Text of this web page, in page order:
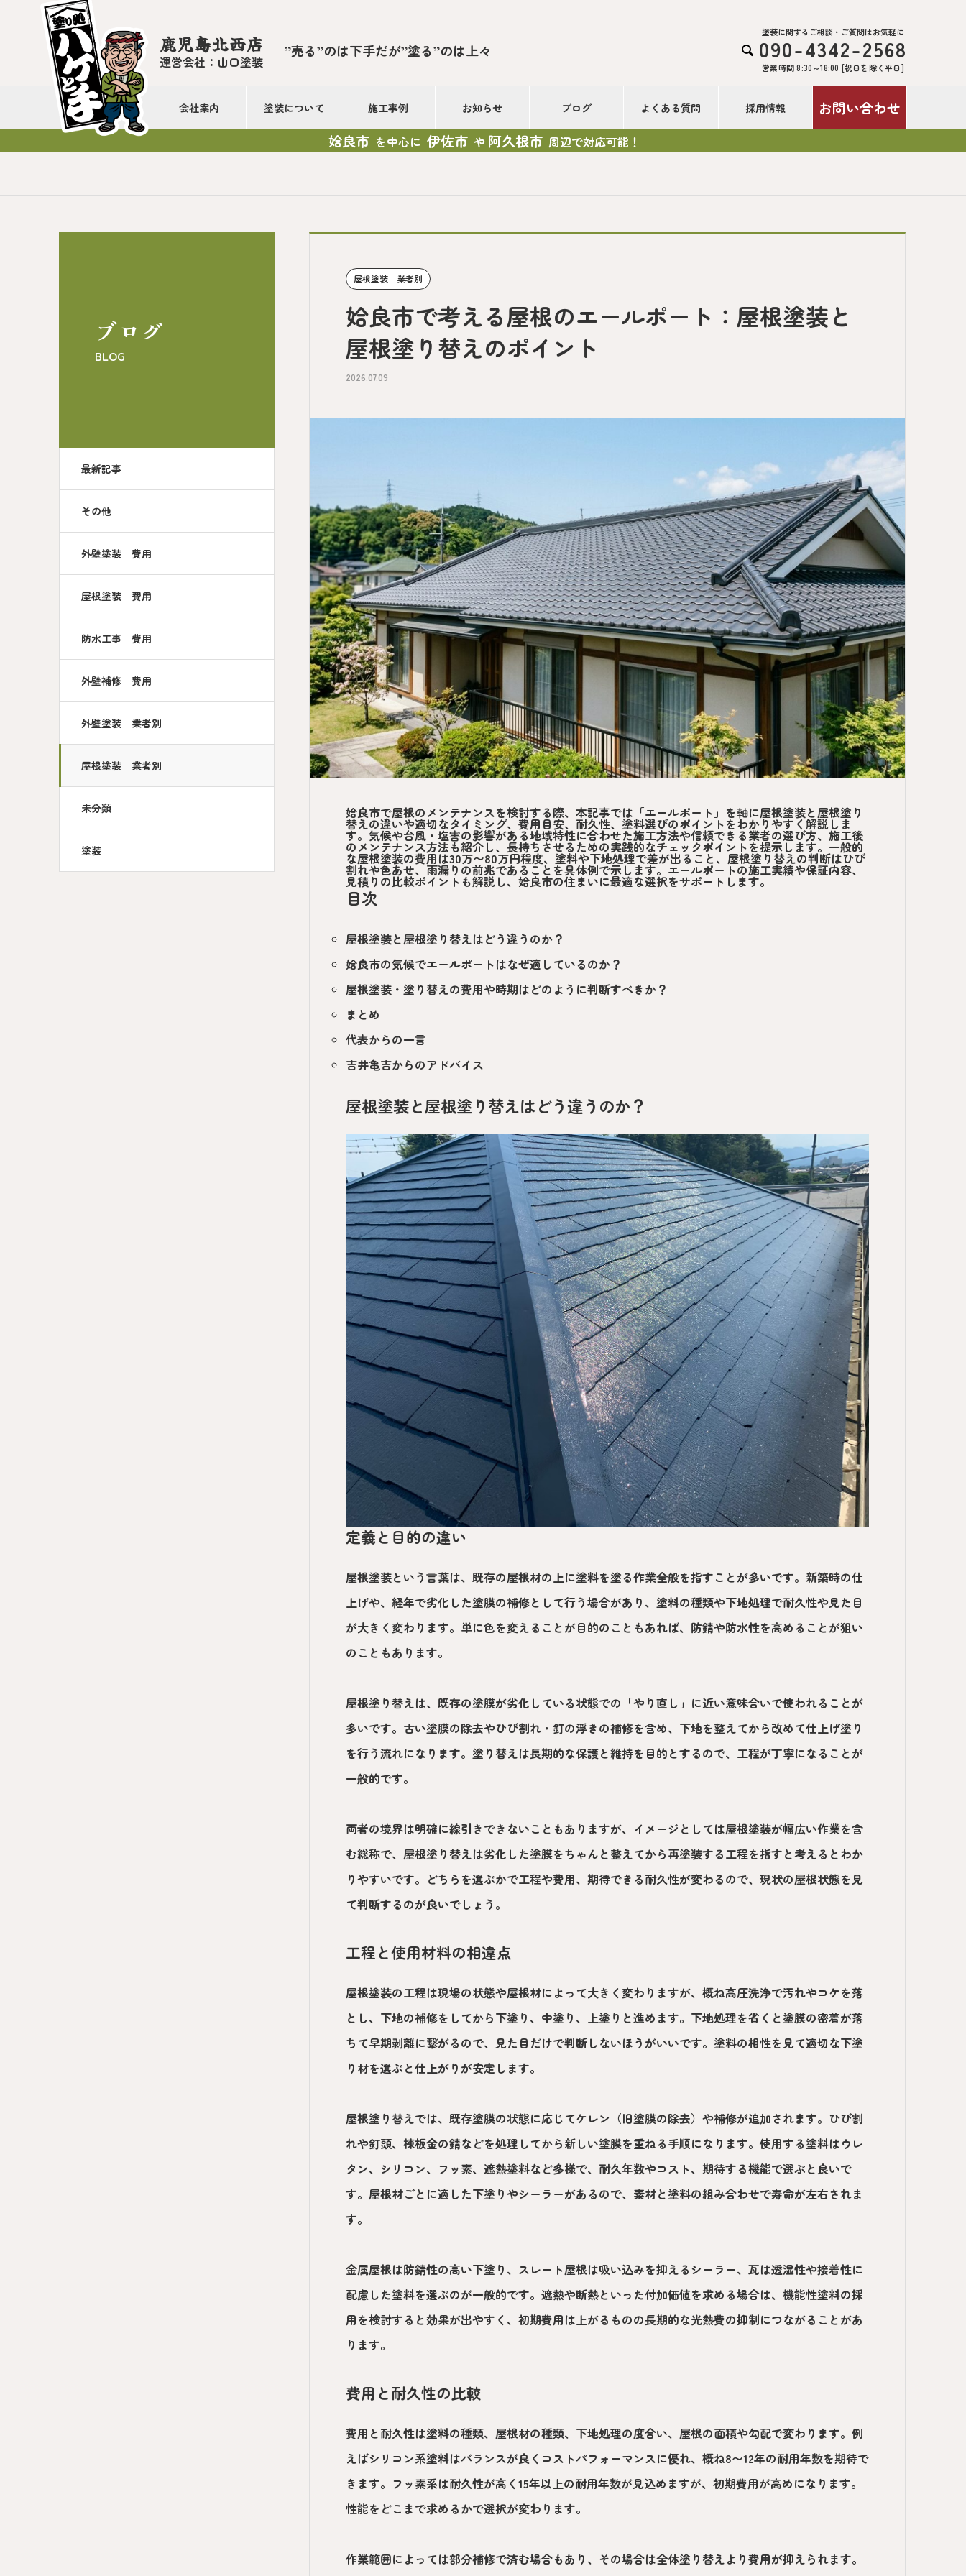
鹿児島北西店
運営会社：山口塗装
”売る”のは下手だが”塗る”のは上々 
塗装に関するご相談・ご質問はお気軽に
090-4342-2568
営業時間 8:30～18:00 [祝日を除く平日]
会社案内 塗装について 施工事例 お知らせ ブログ よくある質問 採用情報 お問い合わせ
姶良市 を中心に 伊佐市 や 阿久根市 周辺で対応可能！
ブログ
BLOG
最新記事
その他
外壁塗装 費用
屋根塗装 費用
防水工事 費用
外壁補修 費用
外壁塗装 業者別
屋根塗装 業者別
未分類
塗装
屋根塗装 業者別
姶良市で考える屋根のエールポート：屋根塗装と
屋根塗り替えのポイント
2026.07.09
姶良市で屋根のメンテナンスを検討する際、本記事では「エールポート」を軸に屋根塗装と屋根塗り
替えの違いや適切なタイミング、費用目安、耐久性、塗料選びのポイントをわかりやすく解説しま
す。気候や台風・塩害の影響がある地域特性に合わせた施工方法や信頼できる業者の選び方、施工後
のメンテナンス方法も紹介し、長持ちさせるための実践的なチェックポイントを提示します。一般的
な屋根塗装の費用は30万〜80万円程度、塗料や下地処理で差が出ること、屋根塗り替えの判断はひび
割れや色あせ、雨漏りの前兆であることを具体例で示します。エールポートの施工実績や保証内容、
見積りの比較ポイントも解説し、姶良市の住まいに最適な選択をサポートします。
目次
屋根塗装と屋根塗り替えはどう違うのか？
姶良市の気候でエールポートはなぜ適しているのか？
屋根塗装・塗り替えの費用や時期はどのように判断すべきか？
まとめ
代表からの一言
吉井亀吉からのアドバイス
屋根塗装と屋根塗り替えはどう違うのか？
定義と目的の違い
屋根塗装という言葉は、既存の屋根材の上に塗料を塗る作業全般を指すことが多いです。新築時の仕
上げや、経年で劣化した塗膜の補修として行う場合があり、塗料の種類や下地処理で耐久性や見た目
が大きく変わります。単に色を変えることが目的のこともあれば、防錆や防水性を高めることが狙い
のこともあります。
屋根塗り替えは、既存の塗膜が劣化している状態での「やり直し」に近い意味合いで使われることが
多いです。古い塗膜の除去やひび割れ・釘の浮きの補修を含め、下地を整えてから改めて仕上げ塗り
を行う流れになります。塗り替えは長期的な保護と維持を目的とするので、工程が丁寧になることが
一般的です。
両者の境界は明確に線引きできないこともありますが、イメージとしては屋根塗装が幅広い作業を含
む総称で、屋根塗り替えは劣化した塗膜をちゃんと整えてから再塗装する工程を指すと考えるとわか
りやすいです。どちらを選ぶかで工程や費用、期待できる耐久性が変わるので、現状の屋根状態を見
て判断するのが良いでしょう。
工程と使用材料の相違点
屋根塗装の工程は現場の状態や屋根材によって大きく変わりますが、概ね高圧洗浄で汚れやコケを落
とし、下地の補修をしてから下塗り、中塗り、上塗りと進めます。下地処理を省くと塗膜の密着が落
ちて早期剥離に繋がるので、見た目だけで判断しないほうがいいです。塗料の相性を見て適切な下塗
り材を選ぶと仕上がりが安定します。
屋根塗り替えでは、既存塗膜の状態に応じてケレン（旧塗膜の除去）や補修が追加されます。ひび割
れや釘頭、棟板金の錆などを処理してから新しい塗膜を重ねる手順になります。使用する塗料はウレ
タン、シリコン、フッ素、遮熱塗料など多様で、耐久年数やコスト、期待する機能で選ぶと良いで
す。屋根材ごとに適した下塗りやシーラーがあるので、素材と塗料の組み合わせで寿命が左右されま
す。
金属屋根は防錆性の高い下塗り、スレート屋根は吸い込みを抑えるシーラー、瓦は透湿性や接着性に
配慮した塗料を選ぶのが一般的です。遮熱や断熱といった付加価値を求める場合は、機能性塗料の採
用を検討すると効果が出やすく、初期費用は上がるものの長期的な光熱費の抑制につながることがあ
ります。
費用と耐久性の比較
費用と耐久性は塗料の種類、屋根材の種類、下地処理の度合い、屋根の面積や勾配で変わります。例
えばシリコン系塗料はバランスが良くコストパフォーマンスに優れ、概ね8〜12年の耐用年数を期待で
きます。フッ素系は耐久性が高く15年以上の耐用年数が見込めますが、初期費用が高めになります。
性能をどこまで求めるかで選択が変わります。
作業範囲によっては部分補修で済む場合もあり、その場合は全体塗り替えより費用が抑えられます。